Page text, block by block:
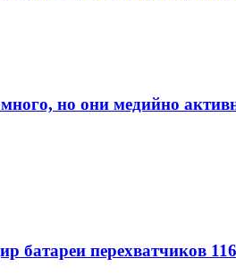
много, но они медийно
батареи перехватчиков